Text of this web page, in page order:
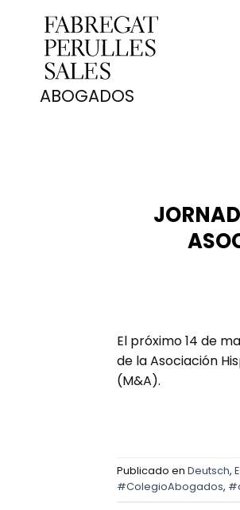
contenido
El próximo 14 de
de la Asociación
(M&A).
Publicado en Deutsch,
#ColegioAbogados,